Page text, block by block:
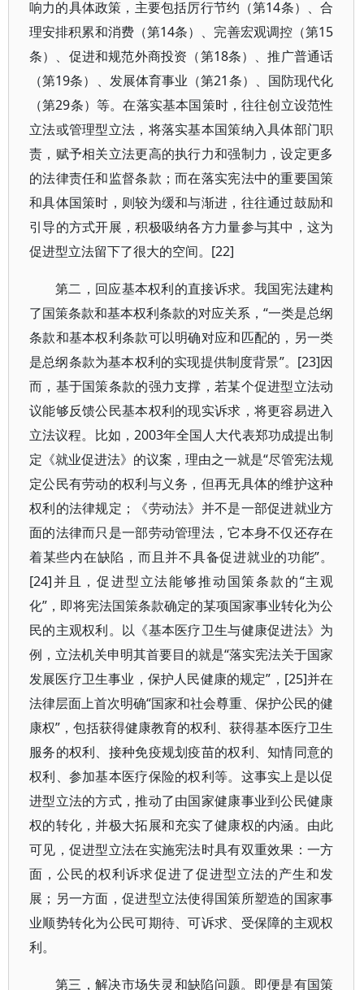
响力的具体政策，主要包括厉行节约（第14条）、合
理安排积累和消费（第14条）、完善宏观调控（第15
条）、促进和规范外商投资（第18条）、推广普通话
（第19条）、发展体育事业（第21条）、国防现代化
（第29条）等。在落实基本国策时，往往创立设范性
立法或管理型立法，将落实基本国策纳入具体部门职
责，赋予相关立法更高的执行力和强制力，设定更多
的法律责任和监督条款；而在落实宪法中的重要国策
和具体国策时，则较为缓和与渐进，往往通过鼓励和
引导的方式开展，积极吸纳各方力量参与其中，这为
促进型立法留下了很大的空间。[22]
第二，回应基本权利的直接诉求。我国宪法建构
了国策条款和基本权利条款的对应关系，“一类是总纲
条款和基本权利条款可以明确对应和匹配的，另一类
是总纲条款为基本权利的实现提供制度背景”。[23]因
而，基于国策条款的强力支撑，若某个促进型立法动
议能够反馈公民基本权利的现实诉求，将更容易进入
立法议程。比如，2003年全国人大代表郑功成提出制
定《就业促进法》的议案，理由之一就是“尽管宪法规
定公民有劳动的权利与义务，但再无具体的维护这种
权利的法律规定；《劳动法》并不是一部促进就业方
面的法律而只是一部劳动管理法，它本身不仅还存在
着某些内在缺陷，而且并不具备促进就业的功能”。
[24]并且，促进型立法能够推动国策条款的“主观
化”，即将宪法国策条款确定的某项国家事业转化为公
民的主观权利。以《基本医疗卫生与健康促进法》为
例，立法机关申明其首要目的就是“落实宪法关于国家
发展医疗卫生事业，保护人民健康的规定”，[25]并在
法律层面上首次明确“国家和社会尊重、保护公民的健
康权”，包括获得健康教育的权利、获得基本医疗卫生
服务的权利、接种免疫规划疫苗的权利、知情同意的
权利、参加基本医疗保险的权利等。这事实上是以促
进型立法的方式，推动了由国家健康事业到公民健康
权的转化，并极大拓展和充实了健康权的内涵。由此
可见，促进型立法在实施宪法时具有双重效果：一方
面，公民的权利诉求促进了促进型立法的产生和发
展；另一方面，促进型立法使得国策所塑造的国家事
业顺势转化为公民可期待、可诉求、受保障的主观权
利。
第三，解决市场失灵和缺陷问题。即便是有国策